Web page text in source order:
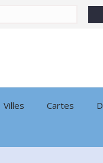
Villes Cartes